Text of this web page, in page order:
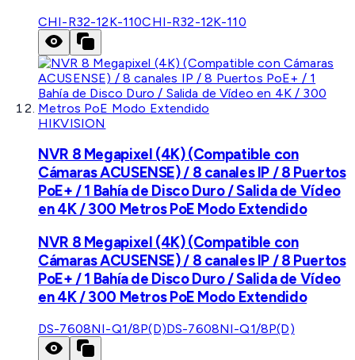
CHI-R32-12K-110CHI-R32-12K-110
HIKVISION
NVR 8 Megapixel (4K) (Compatible con
Cámaras ACUSENSE) / 8 canales IP / 8 Puertos
PoE+ / 1 Bahía de Disco Duro / Salida de Vídeo
en 4K / 300 Metros PoE Modo Extendido
NVR 8 Megapixel (4K) (Compatible con
Cámaras ACUSENSE) / 8 canales IP / 8 Puertos
PoE+ / 1 Bahía de Disco Duro / Salida de Vídeo
en 4K / 300 Metros PoE Modo Extendido
DS-7608NI-Q1/8P(D)DS-7608NI-Q1/8P(D)